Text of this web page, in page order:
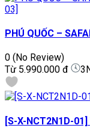
PHÚ QUỐC –
0 (No Review)
Từ 5.990.000 đ
[S-X-NCT2N1D-01]